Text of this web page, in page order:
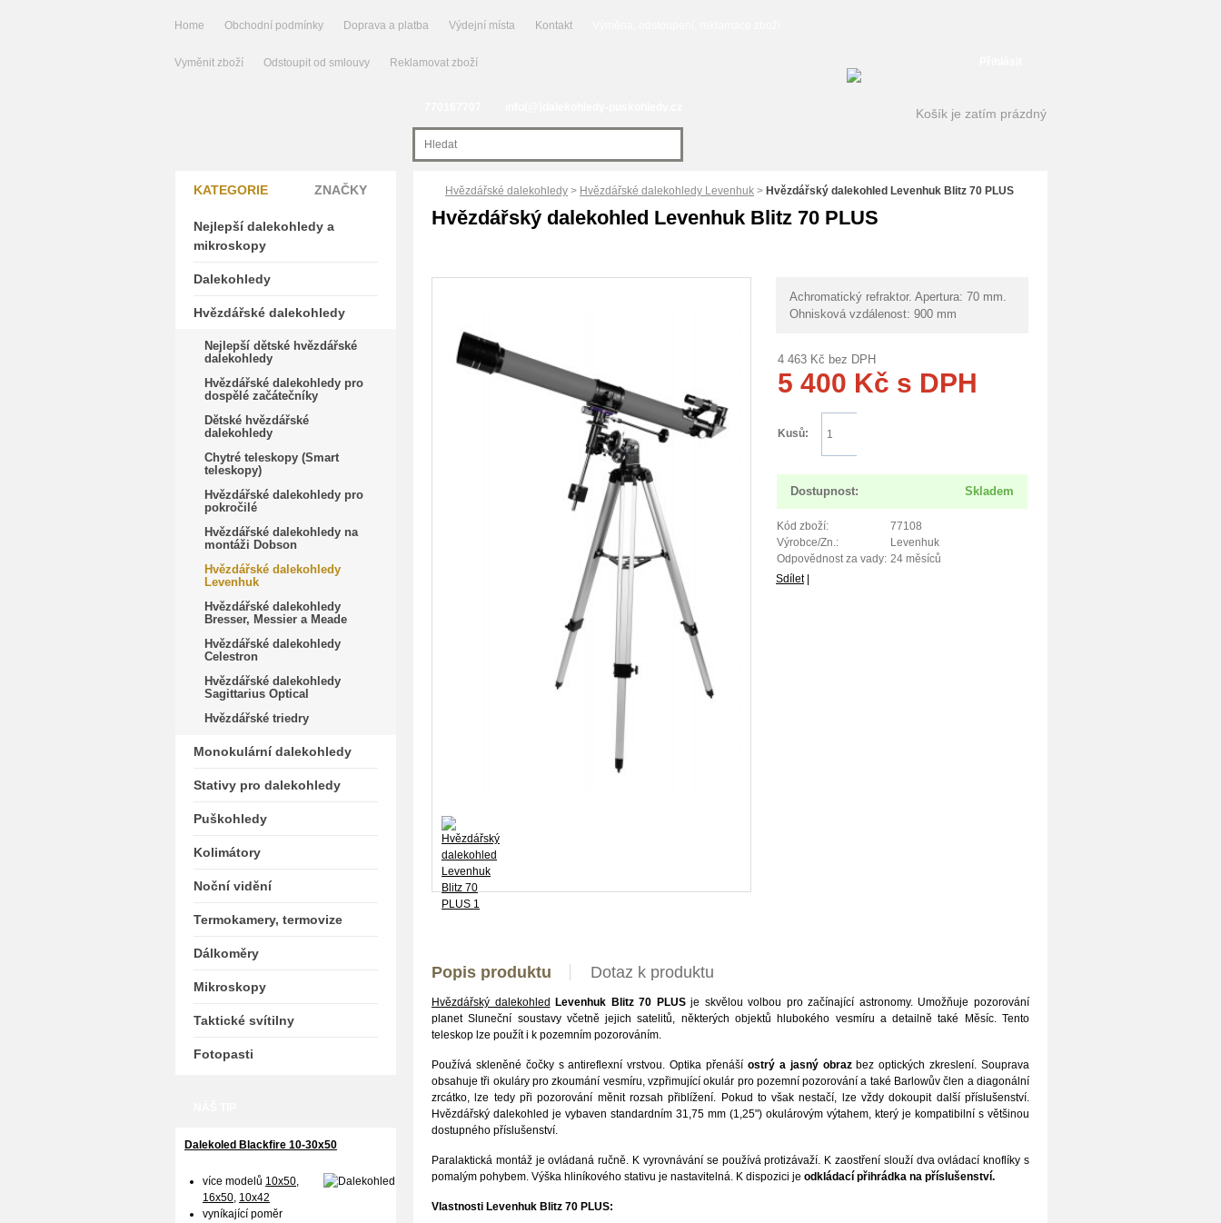
Home Obchodní podmínky Doprava a platba Výdejní místa Kontakt
Vyměnit zboží Odstoupit od smlouvy Reklamovat zboží
Košík je zatím prázdný
Hvězdářské dalekohledy > Hvězdářské dalekohledy Levenhuk > Hvězdářský dalekohled Levenhuk Blitz 70 PLUS
Hvězdářský dalekohled Levenhuk Blitz 70 PLUS
Achromatický refraktor. Apertura: 70 mm.
Ohnisková vzdálenost: 900 mm
4 463 Kč bez DPH
5 400 Kč s DPH
Kusů:
Dostupnost: Skladem
Kód zboží:
77108
Výrobce/Zn.:
Levenhuk
Odpovědnost za vady: 24 měsíců
Sdílet
Popis produktu Dotaz k produktu
Hvězdářský dalekohled Levenhuk Blitz 70 PLUSje skvělou volbou pro začínající astronomy. Umožňuje pozorování
planet Sluneční soustavy včetně jejich satelitů, některých objektů hlubokého vesmíru a detailně také Měsíc. Tento
teleskop lze použít i k pozemním pozorováním.
Používá skleněné čočky s antireflexní vrstvou. Optika přenáší ostrý a jasný obrazbez optických zkreslení. Souprava
obsahuje tři okuláry pro zkoumání vesmíru, vzpřimující okulár pro pozemní pozorování a také Barlowův člen a diagonální
zrcátko, lze tedy při pozorování měnit rozsah přiblížení. Pokud to však nestačí, lze vždy dokoupit další příslušenství.
Hvězdářský dalekohled je vybaven standardním 31,75 mm (1,25") okulárovým výtahem, který je kompatibilní s většinou
dostupného příslušenství.
Paralaktická montáž je ovládaná ručně. K vyrovnávání se používá protizávaží. K zaostření slouží dva ovládací knoflíky s
pomalým pohybem. Výška hliníkového stativu je nastavitelná. K dispozici je odkládací přihrádka na příslušenství.
Vlastnosti Levenhuk Blitz 70 PLUS:
KATEGORIE ZNAČKY
Nejlepší dalekohledy a
mikroskopy
Dalekohledy
Hvězdářské dalekohledy
Nejlepší dětské hvězdářské
dalekohledy
Hvězdářské dalekohledy pro
dospělé začátečníky
Dětské hvězdářské
dalekohledy
Chytré teleskopy (Smart
teleskopy)
Hvězdářské dalekohledy pro
pokročilé
Hvězdářské dalekohledy na
montáži Dobson
Hvězdářské dalekohledy
Levenhuk
Hvězdářské dalekohledy
Bresser, Messier a Meade
Hvězdářské dalekohledy
Celestron
Hvězdářské dalekohledy
Sagittarius Optical
Hvězdářské triedry
Monokulární dalekohledy
Stativy pro dalekohledy
Puškohledy
Kolimátory
Noční vidění
Termokamery, termovize
Dálkoměry
Mikroskopy
Taktické svítilny
Fotopasti
Dalekoled Blackfire 10-30x50
více modelů 10x50,
16x50, 10x42
vyníkající poměr